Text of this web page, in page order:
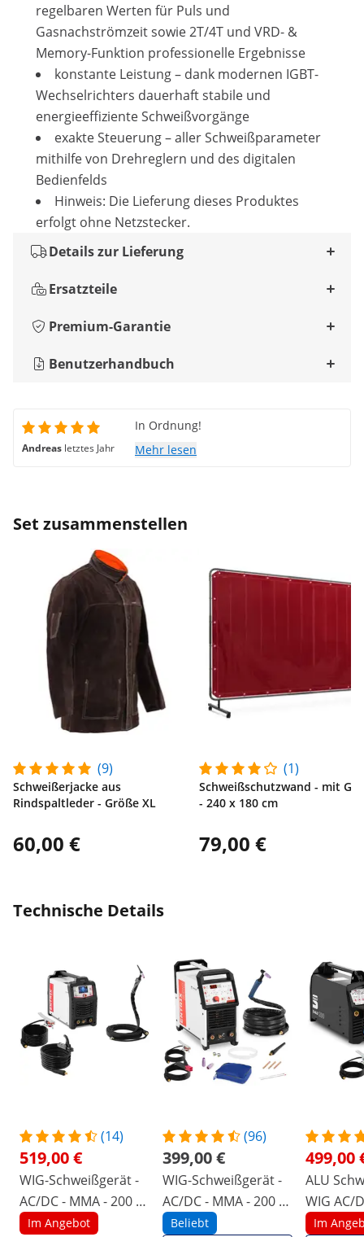
regelbaren Werten für Puls und
Gasnachströmzeit sowie 2T/4T und VRD- &
Memory-Funktion professionelle Ergebnisse
konstante Leistung – dank modernen IGBT-
Wechselrichters dauerhaft stabile und
energieeffiziente Schweißvorgänge
exakte Steuerung – aller Schweißparameter
mithilfe von Drehreglern und des digitalen
Bedienfelds
Hinweis: Die Lieferung dieses Produktes
erfolgt ohne Netzstecker.
Details zur Lieferung
Ersatzteile
Premium-Garantie
Benutzerhandbuch
Andreas letztes Jahr
In Ordnung!
Mehr lesen
Set zusammenstellen
(9)
Schweißerjacke aus
Rindspaltleder - Größe XL
60,00 €
(1)
Schweißschutzwand - mit
- 240 x 180 cm
79,00 €
Technische Details
(14)
519,00 €
WIG-Schweißgerät -
AC/DC - MMA - 200 A
- 230 V - IGBT - Puls -
Im Angebot
(96)
399,00 €
WIG-Schweißgerät -
AC/DC - MMA - 200 A
- 230 V - IGBT - Puls -
Beliebt
499,00
ALU
WIG AC/
Digital -
Im